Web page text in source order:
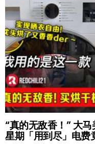
“真的无敌香！” 大
星期「用到尽」电费